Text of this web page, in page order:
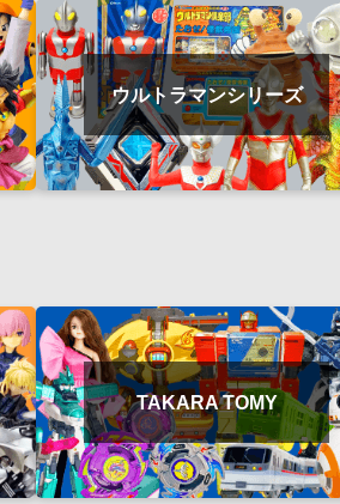
ウルトラマンシリーズ
TAKARA TOMY